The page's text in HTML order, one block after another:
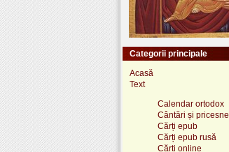
Categorii principale
Acasă
Text
Calendar ortodox
Cântări și pricesne
Cărți epub
Cărți epub rusă
Cărți online